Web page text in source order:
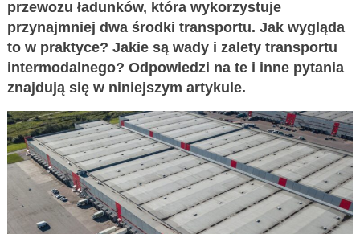
przewozu ładunków, która wykorzystuje
przynajmniej dwa środki transportu. Jak wygląda
to w praktyce? Jakie są wady i zalety transportu
intermodalnego? Odpowiedzi na te i inne pytania
znajdują się w niniejszym artykule.